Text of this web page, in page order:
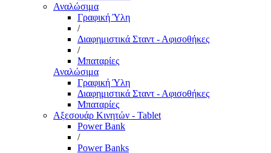
Αναλώσιμα
Γραφική Ύλη
/
Διαφημιστικά Σταντ - Αφισοθήκες
/
Μπαταρίες
Αναλώσιμα
Γραφική Ύλη
Διαφημιστικά Σταντ - Αφισοθήκες
Μπαταρίες
Αξεσουάρ Κινητών - Tablet
Power Bank
/
Power Banks